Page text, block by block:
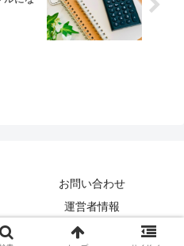
お問い合わせ
運営者情報
lifenote.